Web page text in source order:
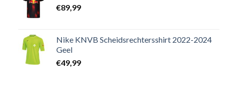
€89,99
Nike KNVB Scheidsrechtersshirt 2022-2024
Geel
€49,99